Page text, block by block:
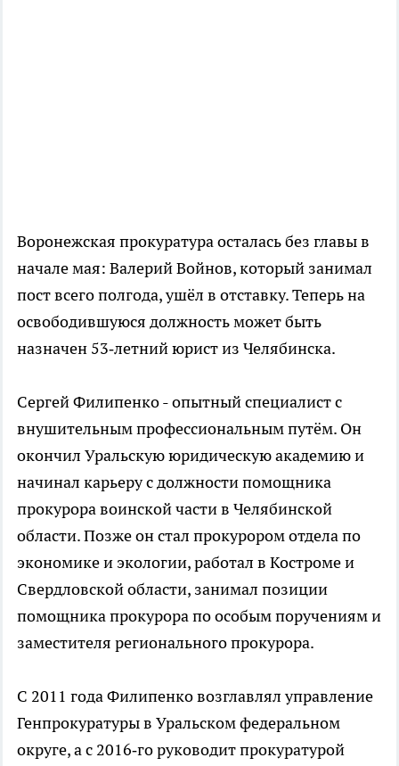
Воронежская прокуратура осталась без главы в
начале мая: Валерий Войнов, который занимал
пост всего полгода, ушёл в отставку. Теперь на
освободившуюся должность может быть
назначен 53‑летний юрист из Челябинска.
Сергей Филипенко - опытный специалист с
внушительным профессиональным путём. Он
окончил Уральскую юридическую академию и
начинал карьеру с должности помощника
прокурора воинской части в Челябинской
области. Позже он стал прокурором отдела по
экономике и экологии, работал в Костроме и
Свердловской области, занимал позиции
помощника прокурора по особым поручениям и
заместителя регионального прокурора.
С 2011 года Филипенко возглавлял управление
Генпрокуратуры в Уральском федеральном
округе, а с 2016‑го руководит прокуратурой